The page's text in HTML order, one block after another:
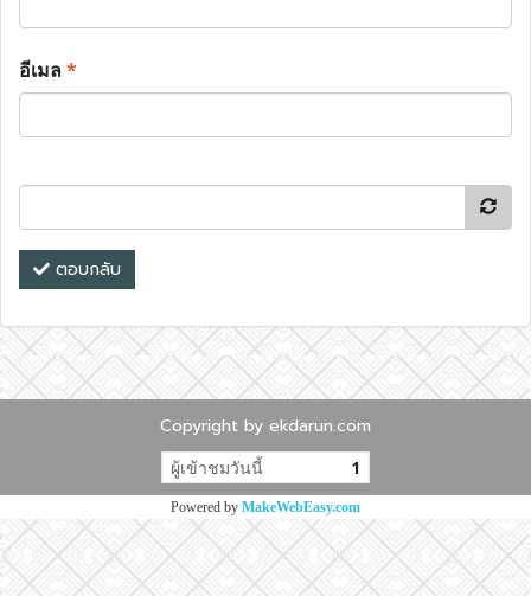
อีเมล*
ตอบกลับ
Copyright by ekdarun.com
ผู้เข้าชมวันนี้ 1
Powered by MakeWebEasy.com